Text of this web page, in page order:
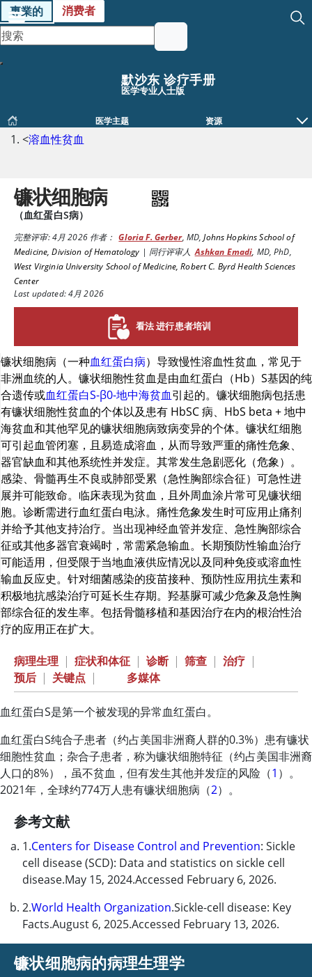
專業的 消费者
默沙东 诊疗手册
医学专业人士版
医学主题 资源
<溶血性贫血
镰状细胞病
（血红蛋白S病）
完整评审:4月 2026作者： Gloria F. Gerber, MD,Johns Hopkins School of
Medicine, Division of Hematology | 同行评审人 Ashkan Emadi, MD, PhD,
West Virginia University School of Medicine, Robert C. Byrd Health Sciences
Center
Last updated: 4月 2026
看法 进行患者培训
镰状细胞病（一种血红蛋白病）导致慢性溶血性贫血，常见于
非洲血统的人。镰状细胞性贫血是由血红蛋白（Hb）S基因的纯
合遗传或血红蛋白S-β0-地中海贫血引起的。镰状细胞病包括患
有镰状细胞性贫血的个体以及患有 HbSC 病、HbS beta + 地中
海贫血和其他罕见的镰状细胞病致病变异的个体。镰状红细胞
可引起血管闭塞，且易造成溶血，从而导致严重的痛性危象、
器官缺血和其他系统性并发症。其常发生急剧恶化（危象）。
感染、骨髓再生不良或肺部受累（急性胸部综合征）可急性进
展并可能致命。临床表现为贫血，且外周血涂片常可见镰状细
胞。诊断需进行血红蛋白电泳。痛性危象发生时可应用止痛剂
并给予其他支持治疗。当出现神经血管并发症、急性胸部综合
征或其他多器官衰竭时，常需紧急输血。长期预防性输血治疗
可能适用，但受限于当地血液供应情况以及同种免疫或溶血性
输血反应史。针对细菌感染的疫苗接种、预防性应用抗生素和
积极地抗感染治疗可延长生存期。 羟基脲可减少危象及急性胸
部综合征的发生率。包括骨髓移植和基因治疗在内的根治性治
疗的应用正在扩大。
病理生理 | 症状和体征 | 诊断 | 筛查 | 治疗 |
预后 | 关键点 | 多媒体
血红蛋白S是第一个被发现的异常血红蛋白。
血红蛋白S纯合子患者（约占美国非洲裔人群的0.3%）患有镰状
细胞性贫血；杂合子患者，称为镰状细胞特征（约占美国非洲裔
人口的8%），虽不贫血，但有发生其他并发症的风险（1 ）。
2021年，全球约774万人患有镰状细胞病（2）。
参考文献
1.Centers for Disease Control and Prevention: Sickle
cell disease (SCD): Data and statistics on sickle cell
disease.May 15, 2024.Accessed February 6, 2026.
2.World Health Organization.Sickle-cell disease: Key
Facts.August 6, 2025.Accessed February 13, 2026.
镰状细胞病的病理生理学